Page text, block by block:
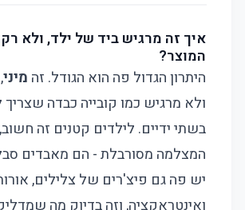
איך זה מרגיש ביד של ילד, ולא
המוצר?
היתרון הגדול פה הוא הגודל. זה מיני
ולא מרגיש כמו קובייה כבדה שצריך
בשתי ידיים. לילדים קטנים זה
המצלמה מסורבלת - הם מאבדים
יש פה גם פיצ'רים של צלילים,
ואינטראקציה, וזה בדיוק מה